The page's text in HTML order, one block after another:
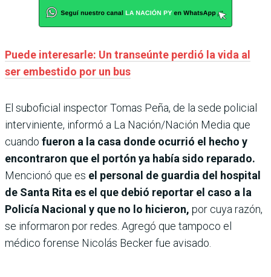
Puede interesarle: Un transeúnte perdió la vida al
ser embestido por un bus
El suboficial inspector Tomas Peña, de la sede policial
interviniente, informó a La Nación/Nación Media que
cuando fueron a la casa donde ocurrió el hecho y
encontraron que el portón ya había sido reparado.
Mencionó que es el personal de guardia del hospital
de Santa Rita es el que debió reportar el caso a la
Policía Nacional y que no lo hicieron, por cuya razón,
se informaron por redes. Agregó que tampoco el
médico forense Nicolás Becker fue avisado.